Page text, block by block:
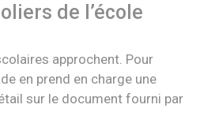
de l’école
approchent. Pour
en prend en charge une
sur le document fourni par